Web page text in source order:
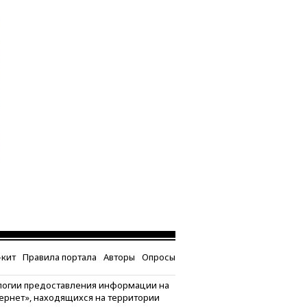
Правила портала Авторы Опросы
предоставления информации на
находящихся на территории